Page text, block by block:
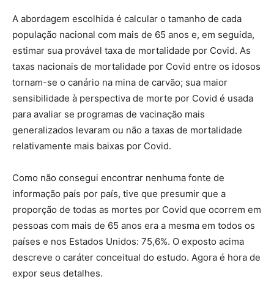
A abordagem escolhida é calcular o tamanho de cada
população nacional com mais de 65 anos e, em seguida,
estimar sua provável taxa de mortalidade por Covid. As
taxas nacionais de mortalidade por Covid entre os idosos
tornam-se o canário na mina de carvão; sua maior
sensibilidade à perspectiva de morte por Covid é usada
para avaliar se programas de vacinação mais
generalizados levaram ou não a taxas de mortalidade
relativamente mais baixas por Covid.
Como não consegui encontrar nenhuma fonte de
informação país por país, tive que presumir que a
proporção de todas as mortes por Covid que ocorrem em
pessoas com mais de 65 anos era a mesma em todos os
países e nos Estados Unidos: 75,6%. O exposto acima
descreve o caráter conceitual do estudo. Agora é hora de
expor seus detalhes.